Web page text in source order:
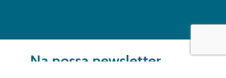
Na nossa newsletter